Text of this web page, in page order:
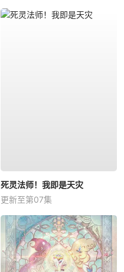
死灵法师！我即是天灾
更新至第07集